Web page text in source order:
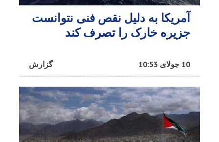
آمریکا به دلیل نقص فنی نتوانست
جزیره خارک را تصرف کند
گزارش 10 جولای 10:53